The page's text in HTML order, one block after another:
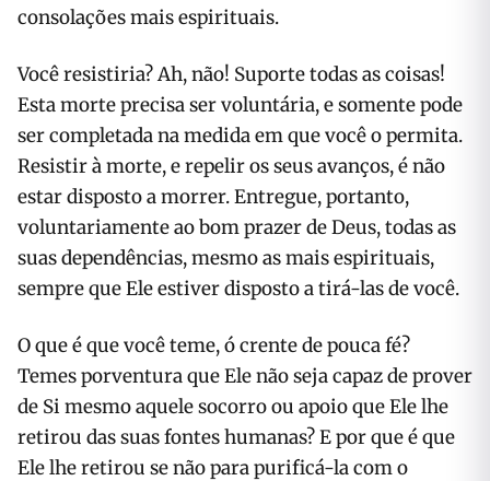
consolações mais espirituais.
Você resistiria? Ah, não! Suporte todas as coisas!
Esta morte precisa ser voluntária, e somente pode
ser completada na medida em que você o permita.
Resistir à morte, e repelir os seus avanços, é não
estar disposto a morrer. Entregue, portanto,
voluntariamente ao bom prazer de Deus, todas as
suas dependências, mesmo as mais espirituais,
sempre que Ele estiver disposto a tirá-las de você.
O que é que você teme, ó crente de pouca fé?
Temes porventura que Ele não seja capaz de prover
de Si mesmo aquele socorro ou apoio que Ele lhe
retirou das suas fontes humanas? E por que é que
Ele lhe retirou se não para purificá-la com o